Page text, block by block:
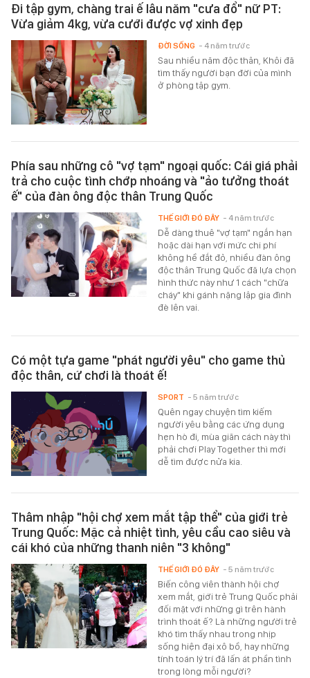
Đi tập gym, chàng trai ế lâu năm "cưa đổ" nữ PT:
Vừa giảm 4kg, vừa cưới được vợ xinh đẹp
Sau nhiều năm độc thân, Khôi đã
tìm thấy người bạn đời của mình
ở phòng tập gym.
ĐỜI SỐNG - 4 năm trước
Phía sau những cô "vợ tạm" ngoại quốc: Cái giá phải
trả cho cuộc tình chớp nhoáng và "ảo tưởng thoát
ế" của đàn ông độc thân Trung Quốc
Dễ dàng thuê "vợ tạm" ngắn hạn
hoặc dài hạn với mức chi phí
không hề đắt đỏ, nhiều đàn ông
độc thân Trung Quốc đã lựa chọn
hình thức này như 1 cách "chữa
cháy" khi gánh nặng lập gia đình
đè lên vai.
THẾ GIỚI ĐÓ ĐÂY - 4 năm trước
Có một tựa game "phát người yêu" cho game thủ
độc thân, cứ chơi là thoát ế!
Quên ngay chuyện tìm kiếm
người yêu bằng các ứng dụng
hẹn hò đi, mùa giãn cách này thì
phải chơi Play Together thì mới
dễ tìm được nửa kia.
SPORT - 5 năm trước
Thâm nhập "hội chợ xem mắt tập thể" của giới trẻ
Trung Quốc: Mặc cả nhiệt tình, yêu cầu cao siêu và
cái khó của những thanh niên "3 không"
Biến công viên thành hội chợ
xem mắt, giới trẻ Trung Quốc phải
đối mặt với những gì trên hành
trình thoát ế? Là những người trẻ
khó tìm thấy nhau trong nhịp
sống hiện đại xô bồ, hay những
tính toán lý trí đã lấn át phần tình
trong lòng mỗi người?
THẾ GIỚI ĐÓ ĐÂY - 5 năm trước